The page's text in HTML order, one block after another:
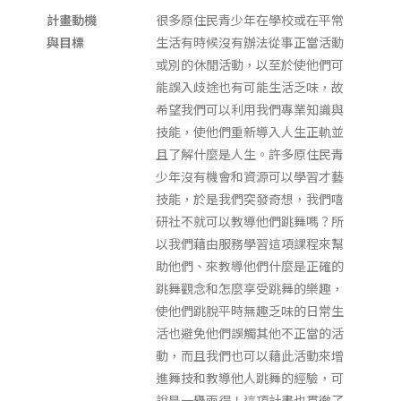
計畫動機
與目標
很多原住民青少年在學校或在平常
生活有時候沒有辦法從事正當活動
或別的休閒活動，以至於使他們可
能誤入歧途也有可能生活乏味，故
希望我們可以利用我們專業知識與
技能，使他們重新導入人生正軌並
且了解什麼是人生。許多原住民青
少年沒有機會和資源可以學習才藝
技能，於是我們突發奇想，我們嘻
研社不就可以教導他們跳舞嗎？所
以我們藉由服務學習這項課程來幫
助他們、來教導他們什麼是正確的
跳舞觀念和怎麼享受跳舞的樂趣，
使他們跳脫平時無趣乏味的日常生
活也避免他們誤觸其他不正當的活
動，而且我們也可以藉此活動來增
進舞技和教導他人跳舞的經驗，可